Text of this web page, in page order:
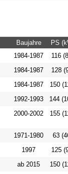
Baujahre
PS
1984-1987
116
1984-1987
128
1984-1987
150
1992-1993
144
2000-2002 155
1971-1980
63
1997
125
ab 2015
150